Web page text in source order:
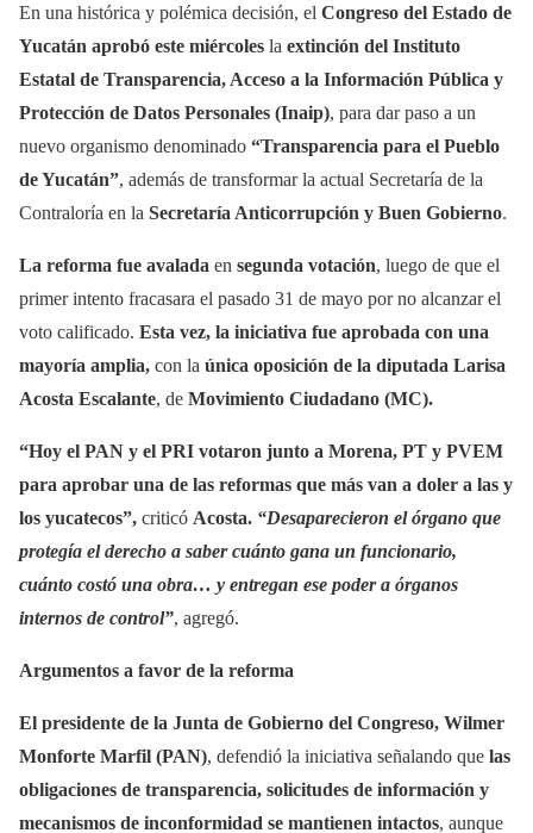
En una histórica y polémica decisión, el Congreso del Estado de
Yucatán aprobó este miércoles la extinción del Instituto
Estatal de Transparencia, Acceso a la Información Pública y
Protección de Datos Personales (Inaip), para dar paso a un
nuevo organismo denominado “Transparencia para el Pueblo
de Yucatán”, además de transformar la actual Secretaría de la
Contraloría en la Secretaría Anticorrupción y Buen Gobierno.
La reforma fue avalada en segunda votación, luego de que el
primer intento fracasara el pasado 31 de mayo por no alcanzar el
voto calificado. Esta vez, la iniciativa fue aprobada con una
mayoría amplia, con la única oposición de la diputada Larisa
Acosta Escalante, de Movimiento Ciudadano (MC).
“Hoy el PAN y el PRI votaron junto a Morena, PT y PVEM
para aprobar una de las reformas que más van a doler a las y
los yucatecos”, criticó Acosta. “Desaparecieron el órgano que
protegía el derecho a saber cuánto gana un funcionario,
cuánto costó una obra… y entregan ese poder a órganos
internos de control”, agregó.
Argumentos a favor de la reforma
El presidente de la Junta de Gobierno del Congreso, Wilmer
Monforte Marfil (PAN), defendió la iniciativa señalando que las
obligaciones de transparencia, solicitudes de información y
mecanismos de inconformidad se mantienen intactos, aunque